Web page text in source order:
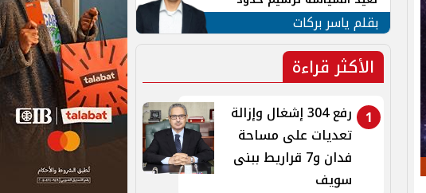
الأمن القومي العربي
بقلم ياسر بركات
الأكثر قراءة
1
رفع 304 إشغال وإزالة
تعديات على مساحة
فدان و7 قراريط ببنى
سويف